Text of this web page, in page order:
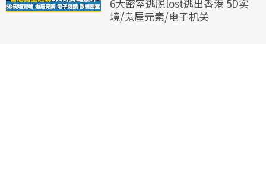
6大密室逃脱lost逃出香港 5D实
境/鬼屋元素/电子机关